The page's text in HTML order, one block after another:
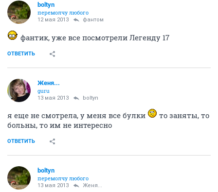
boltyn
перемолчу любого
12 мая 2013 фантом
фантик, уже все посмотрели Легенду 17
ОТВЕТИТЬ
Женя...
guru
13 мая 2013 boltyn
я еще не смотрела, у меня все булки
то заняты, то
больны, то им не интересно
ОТВЕТИТЬ
boltyn
перемолчу любого
13 мая 2013 Женя...